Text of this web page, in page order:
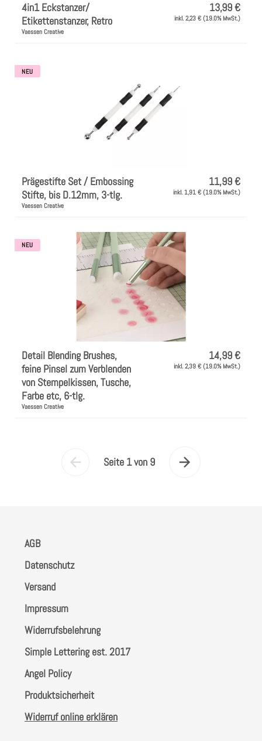
4in1 Eckstanzer/
Etikettenstanzer, Retro
Vaessen Creative
13,99 €
inkl. 2,23 € (19.0% MwSt.)
NEU
Prägestifte Set / Embossing
Stifte, bis D.12mm, 3-tlg.
Vaessen Creative
11,99 €
inkl. 1,91 € (19.0% MwSt.)
NEU
Detail Blending Brushes,
feine Pinsel zum Verblenden
von Stempelkissen, Tusche,
Farbe etc, 6-tlg.
Vaessen Creative
14,99 €
inkl. 2,39 € (19.0% MwSt.)
VorherigeSeite 1 von 9
Nächste
AGB
Datenschutz
Versand
Impressum
Widerrufsbelehrung
Simple Lettering est. 2017
Angel Policy
Produktsicherheit
Widerruf online erklären